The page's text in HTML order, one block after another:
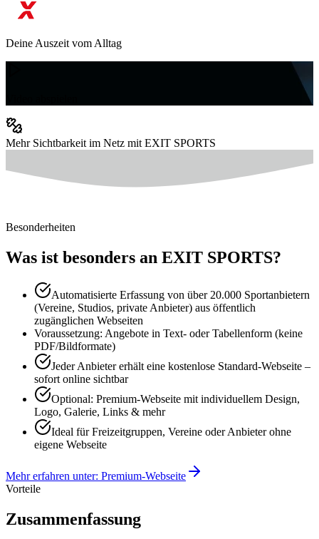
Deine Auszeit vom Alltag
Mehr Sichtbarkeit im Netz mit EXIT SPORTS
Besonderheiten
Was ist besonders an EXIT SPORTS?
Automatisierte Erfassung von über 20.000 Sportanbietern
(Vereine, Studios, private Anbieter) aus öffentlich
zugänglichen Webseiten
Voraussetzung: Angebote in Text- oder Tabellenform (keine
PDF/Bildformate)
Jeder Anbieter erhält eine kostenlose Standard-Webseite –
sofort online sichtbar
Optional: Premium-Webseite mit individuellem Design,
Logo, Galerie, Links & mehr
Ideal für Freizeitgruppen, Vereine oder Anbieter ohne
eigene Webseite
Mehr erfahren unter: Premium-Webseite
Vorteile
Zusammenfassung